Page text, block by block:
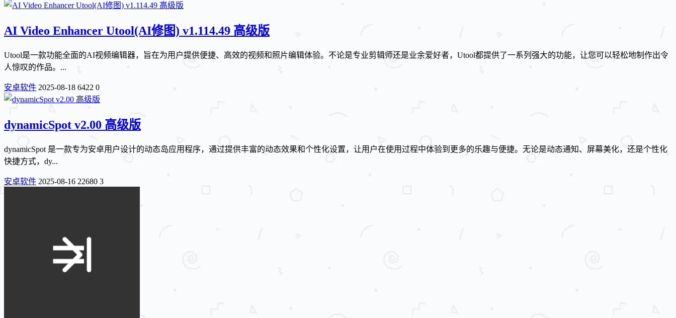
AI Video Enhancer Utool(AI修图) v1.114.49 高级版
Utool是一款功能全面的AI视频编辑器，旨在为用户提供便捷、高效的视频和照片编辑体验。不论是专业剪辑师还是业余爱好者，Utool都提供了一系列强大的功能，让您可以轻松地制作出令
人惊叹的作品。...
安卓软件 2025-08-18 6422 0
dynamicSpot v2.00 高级版
dynamicSpot 是一款专为安卓用户设计的动态岛应用程序，通过提供丰富的动态效果和个性化设置，让用户在使用过程中体验到更多的乐趣与便捷。无论是动态通知、屏幕美化，还是个性化
快捷方式，dy...
安卓软件 2025-08-16 22680 3